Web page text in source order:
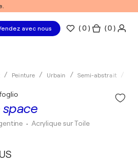
avec nous (0 ) ( 0 )
Peinture Urbain Semi-abstrait
• Acrylique sur Toile